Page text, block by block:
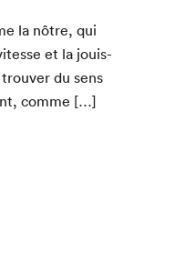
la nôtre, qui
et la jouis­
du sens
comme […]